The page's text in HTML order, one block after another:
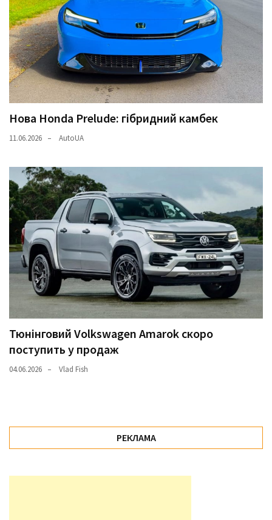
Нова Honda Prelude: гібридний камбек
11.06.2026 AutoUA
Тюнінговий Volkswagen Amarok скоро
поступить у продаж
04.06.2026 Vlad Fish
РЕКЛАМА